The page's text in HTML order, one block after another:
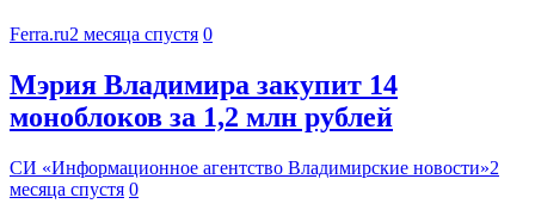
Ferra.ru2 месяца спустя 0
Мэрия Владимира закупит 14
моноблоков за 1,2 млн рублей
СИ «Информационное агентство Владимирские новости»2
месяца спустя 0